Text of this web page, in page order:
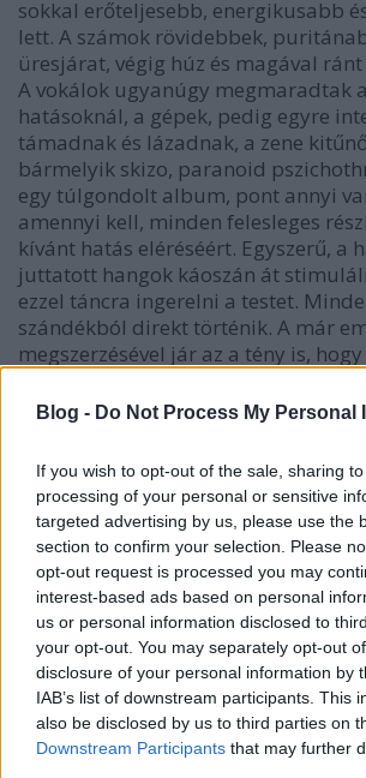
Blog - Do Not Process My Personal
If you wish to opt-out of the sale, sharing
processing of your personal or sensitive
targeted advertising by us, please use the
section to confirm your selection. Please
opt-out request is processed you may
interest-based ads based on personal
us or personal information disclosed to
your opt-out. You may separately opt-out
disclosure of your personal information by
IAB’s list of downstream participants. This
also be disclosed by us to third parties on
Downstream Participants that may further
sokkal erőteljesebb, energikusabb
lett. A számok rövidebbek,
üresjárat, végig húz és magával ránt
A vokálok ugyanúgy megmaradtak
hatásoknál, a gépek, pedig egyre
támadnak és lázadnak, a zene
bármelyik skizo, paranoid
egy túlgondolt album, pont annyi
amennyi kell, minden felesleges
kívánt hatás eléréséért. Egyszerű, a
juttatott hangok káoszán át
ezzel táncra ingerelni a testet.
szándékból direkt történik. A már
megszerzésével jár az a tény is,
lemezt összehozni, amelynek dalai
működhetnek egy koncerten vagy
Zeros bőven beillik klubzenének is.
folyosó, amin végighaladunk, majd
érünk telepakolva
hangfalakból, pedig üvölt ez a '80-as
megidéző szintifolyam és dobgép
egész számomra tökéletesen
hogy jéghideg haláldiszkó, ahol
testek pedig rángatóznak. A Soft
kérlelhetetlenül egyszerű
zenéjükkel, és aztán nagyszerűen
hatással, amit ez az egész hideg,